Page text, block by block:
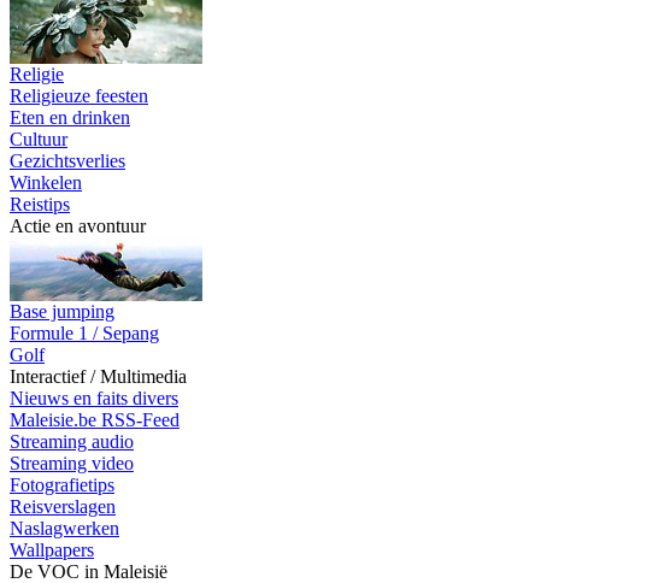
Religie
Religieuze feesten
Eten en drinken
Cultuur
Gezichtsverlies
Winkelen
Reistips
Actie en avontuur
Base jumping
Formule 1 / Sepang
Golf
Interactief / Multimedia
Nieuws en faits divers
Maleisie.be RSS-Feed
Streaming audio
Streaming video
Fotografietips
Reisverslagen
Naslagwerken
Wallpapers
De VOC in Maleisië